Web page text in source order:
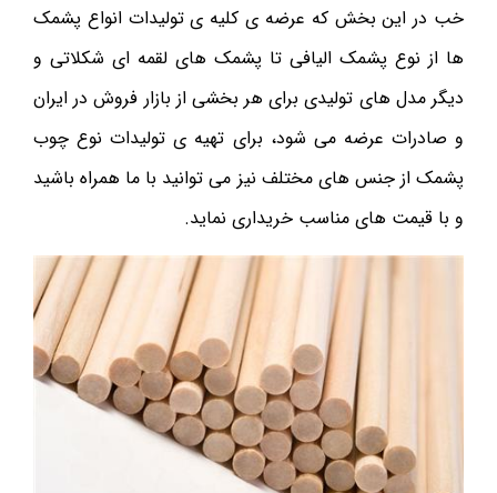
خب در این بخش که عرضه ی کلیه ی تولیدات انواع پشمک
ها از نوع پشمک الیافی تا پشمک های لقمه ای شکلاتی و
دیگر مدل های تولیدی برای هر بخشی از بازار فروش در ایران
و صادرات عرضه می شود، برای تهیه ی تولیدات نوع چوب
پشمک از جنس های مختلف نیز می توانید با ما همراه باشید
و با قیمت های مناسب خریداری نماید.